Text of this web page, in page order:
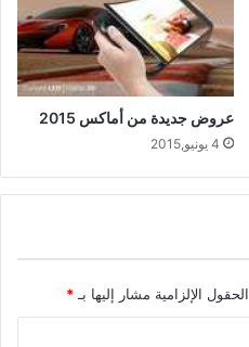
عروض جديدة من أماكس 2015
4 يونيو,2015
الحقول الإلزامية مشار إليها بـ*